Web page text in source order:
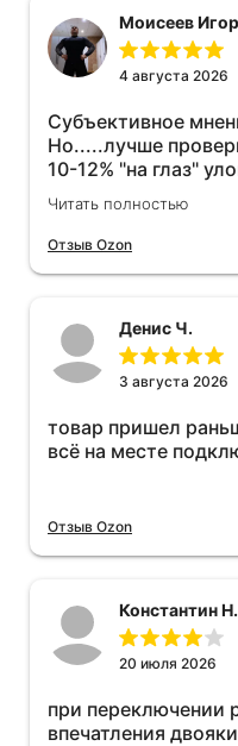
Моисеев
4 августа 2026
Субъективное
Но.....лучше
10-12% "на глаз"
Покатаюсь, потом
будет 😁.
Читать полностью
Отзыв Ozon
Денис Ч.
3 августа 2026
товар пришел
всё на месте
Отзыв Ozon
Константин Н.
20 июля 2026
при переключении
впечатления